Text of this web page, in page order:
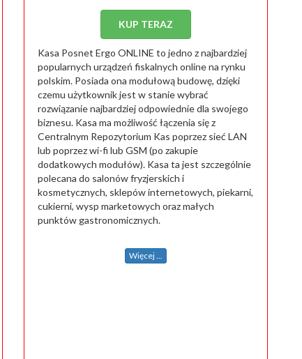
KUP TERAZ
Kasa Posnet Ergo ONLINE to jedno z najbardziej
popularnych urządzeń fiskalnych online na rynku
polskim. Posiada ona modułową budowę, dzięki
czemu użytkownik jest w stanie wybrać
rozwiązanie najbardziej odpowiednie dla swojego
biznesu. Kasa ma możliwość łączenia się z
Centralnym Repozytorium Kas poprzez sieć LAN
lub poprzez wi-fi lub GSM (po zakupie
dodatkowych modułów). Kasa ta jest szczególnie
polecana do salonów fryzjerskich i
kosmetycznych, sklepów internetowych, piekarni,
cukierni, wysp marketowych oraz małych
punktów gastronomicznych.
Więcej ...